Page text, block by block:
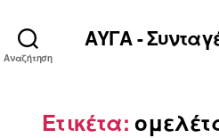
Αναζήτηση
ΑΥΓΑ -
Ετικέτα: